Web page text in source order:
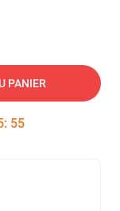
PANIER
: 54